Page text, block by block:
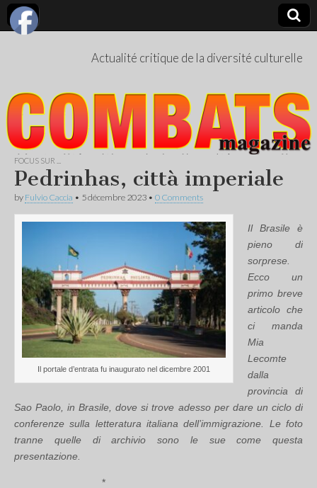
Actualité critique de la diversité culturelle
FOCUS SUR ...
Pedrinhas, città imperiale
by Fulvio Caccia • 5 décembre 2023 • 0 Comments
Il portale d’entrata fu inaugurato nel dicembre 2001
Il Brasile è
pieno di
sorprese.
Ecco un
primo breve
articolo che
ci manda
Mia
Lecomte
dalla
provincia di
Sao Paolo, in Brasile, dove si trove adesso per dare un ciclo di
conferenze sulla letteratura italiana dell’immigrazione. Le foto
tranne quelle di archivio sono le sue come questa
presentazione.
*